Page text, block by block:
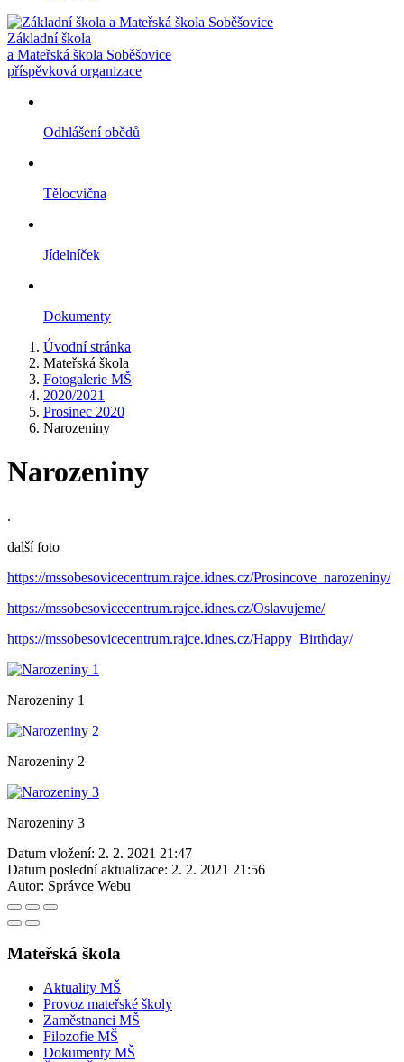
Základní škola
a Mateřská škola Soběšovice
příspěvková organizace
Odhlášení obědů
Tělocvična
Jídelníček
Dokumenty
Úvodní stránka
Mateřská škola
Fotogalerie MŠ
2020/2021
Prosinec 2020
Narozeniny
Narozeniny
.
další foto
https://mssobesovicecentrum.rajce.idnes.cz/Prosincove_narozeniny/
https://mssobesovicecentrum.rajce.idnes.cz/Oslavujeme/
https://mssobesovicecentrum.rajce.idnes.cz/Happy_Birthday/
Narozeniny 1
Narozeniny 2
Narozeniny 3
Datum vložení: 2. 2. 2021 21:47
Datum poslední aktualizace: 2. 2. 2021 21:56
Autor: Správce Webu
Mateřská škola
Aktuality MŠ
Provoz mateřské školy
Zaměstnanci MŠ
Filozofie MŠ
Dokumenty MŠ